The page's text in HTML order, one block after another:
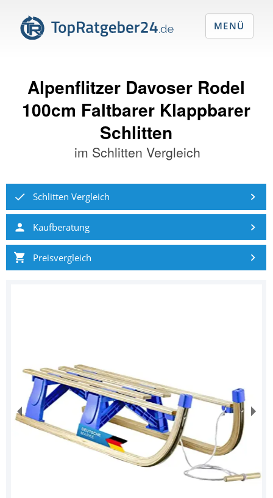
Alpenflitzer Davoser Rodel
100cm Faltbarer Klappbarer
Schlitten
im Schlitten Vergleich
Schlitten Vergleich
Kaufberatung
Preisvergleich
MENÜ